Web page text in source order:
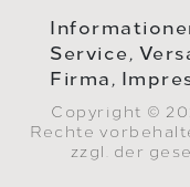
Service,
Firma,
Copyright ©
Rechte
zzgl. der